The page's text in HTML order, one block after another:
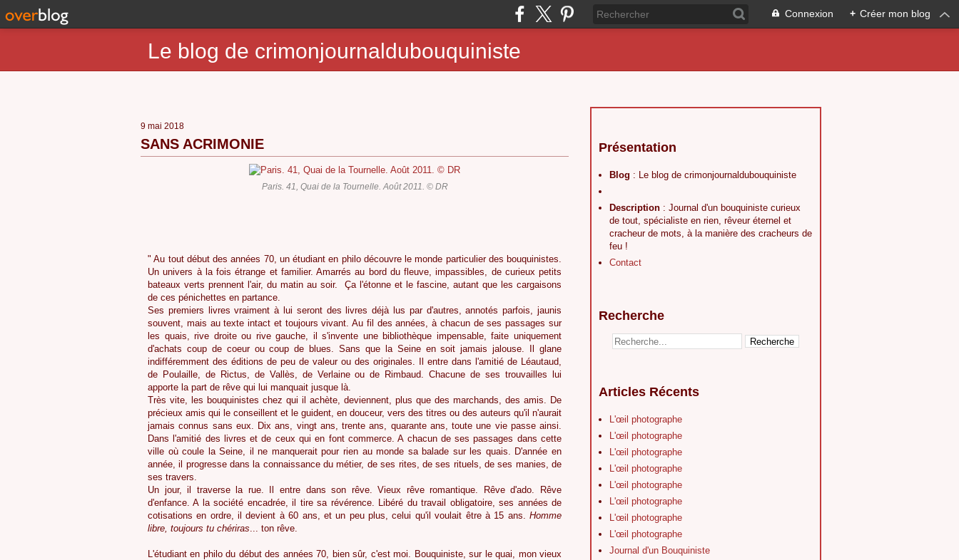
Connexion + Créer mon blog
Le blog de crimonjournaldubouquiniste
9 mai 2018
SANS ACRIMONIE
Paris. 41, Quai de la Tournelle. Août 2011. © DR
" Au tout début des années 70, un étudiant en philo découvre le monde particulier des bouquinistes.
Un univers à la fois étrange et familier. Amarrés au bord du fleuve, impassibles, de curieux petits
bateaux verts prennent l'air, du matin au soir. Ça l'étonne et le fascine, autant que les cargaisons
de ces pénichettes en partance.
Ses premiers livres vraiment à lui seront des livres déjà lus par d'autres, annotés parfois, jaunis
souvent, mais au texte intact et toujours vivant. Au fil des années, à chacun de ses passages sur
les quais, rive droite ou rive gauche, il s'invente une bibliothèque impensable, faite uniquement
d'achats coup de coeur ou coup de blues. Sans que la Seine en soit jamais jalouse. Il glane
indifféremment des éditions de peu de valeur ou des originales. Il entre dans l'amitié de Léautaud,
de Poulaille, de Rictus, de Vallès, de Verlaine ou de Rimbaud. Chacune de ses trouvailles lui
apporte la part de rêve qui lui manquait jusque là.
Très vite, les bouquinistes chez qui il achète, deviennent, plus que des marchands, des amis. De
précieux amis qui le conseillent et le guident, en douceur, vers des titres ou des auteurs qu'il n'aurait
jamais connus sans eux. Dix ans, vingt ans, trente ans, quarante ans, toute une vie passe ainsi.
Dans l'amitié des livres et de ceux qui en font commerce. A chacun de ses passages dans cette
ville où coule la Seine, il ne manquerait pour rien au monde sa balade sur les quais. D'année en
année, il progresse dans la connaissance du métier, de ses rites, de ses rituels, de ses manies, de
ses travers.
Un jour, il traverse la rue. Il entre dans son rêve. Vieux rêve romantique. Rêve d'ado. Rêve
d'enfance. A la société encadrée, il tire sa révérence. Libéré du travail obligatoire, ses années de
cotisations en ordre, il devient à 60 ans, et un peu plus, celui qu'il voulait être à 15 ans. Homme
libre, toujours tu chériras... ton rêve.
L'étudiant en philo du début des années 70, bien sûr, c'est moi. Bouquiniste, sur le quai, mon vieux
Présentation
Blog : Le blog de crimonjournaldubouquiniste
Description : Journal d'un bouquiniste curieux
de tout, spécialiste en rien, rêveur éternel et
cracheur de mots, à la manière des cracheurs de
feu !
Contact
Recherche
Articles Récents
L'œil photographe
L'œil photographe
L'œil photographe
L'œil photographe
L'œil photographe
L'œil photographe
L'œil photographe
L'œil photographe
Journal d'un Bouquiniste